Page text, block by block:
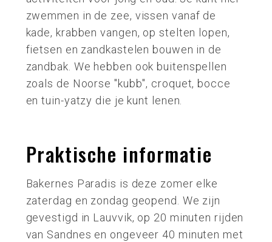
zwemmen in de zee, vissen vanaf de
kade, krabben vangen, op stelten lopen,
fietsen en zandkastelen bouwen in de
zandbak. We hebben ook buitenspellen
zoals de Noorse "kubb", croquet, bocce
en tuin-yatzy die je kunt lenen.
Praktische informatie
Bakernes Paradis is deze zomer elke
zaterdag en zondag geopend. We zijn
gevestigd in Lauvvik, op 20 minuten rijden
van Sandnes en ongeveer 40 minuten met